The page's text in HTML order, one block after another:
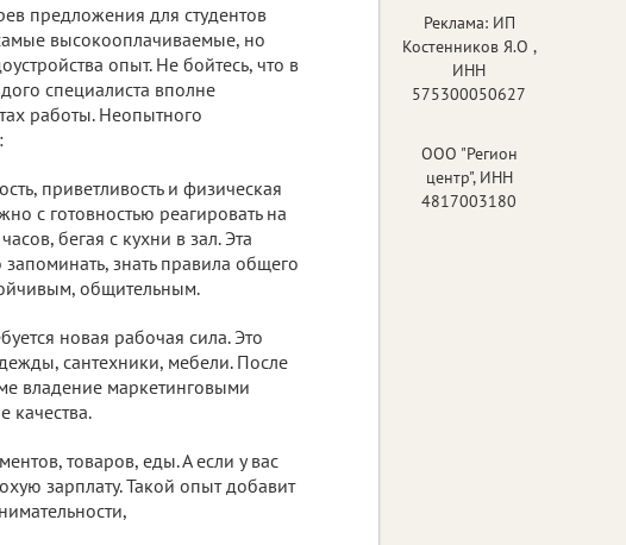
предложения для студентов
высокооплачиваемые, но
опыт. Не бойтесь, что в
специалиста вполне
работы. Неопытного
приветливость и физическая
с готовностью реагировать на
бегая с кухни в зал. Эта
знать правила общего
общительным.
новая рабочая сила. Это
сантехники, мебели. После
владение маркетинговыми
качества.
товаров, еды. А если у вас
зарплату. Такой опыт добавит
Реклама: ИП
Костенников Я.О ,
ИНН
575300050627
ООО "Регион
центр", ИНН
4817003180